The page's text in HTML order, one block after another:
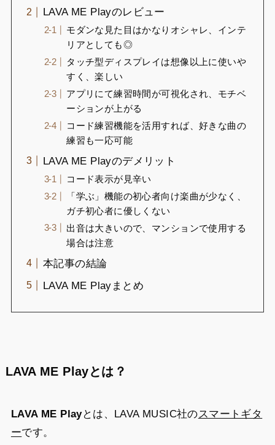
LAVA ME Playのレビュー
モダンな見た目はかなりオシャレ、インテ
リアとしても◎
タッチ型ディスプレイは想像以上に使いや
すく、楽しい
アプリにて練習時間が可視化され、モチベ
ーションが上がる
コード練習機能を活用すれば、好きな曲の
練習も一応可能
LAVA ME Playのデメリット
コード表示が見辛い
「学ぶ」機能の初心者向け楽曲が少なく、
ガチ初心者に優しくない
出音は大きいので、マンションで使用する
場合は注意
本記事の結論
LAVA ME Playまとめ
LAVA ME Playとは？
LAVA ME Playとは、LAVA MUSIC社のスマートギタ
ーです。